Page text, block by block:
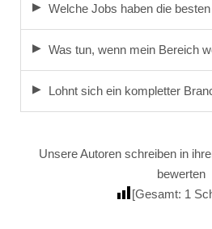
Welche Jobs haben die
Was tun, wenn mein Bereich
Lohnt sich ein kompletter
Unsere Autoren schreiben in
bewerten
[Gesamt: 1